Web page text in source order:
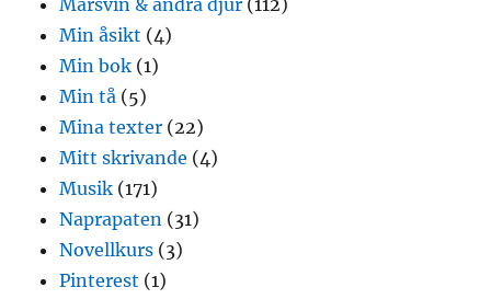
Marsvin & andra djur (112)
Min åsikt (4)
Min bok (1)
Min tå (5)
Mina texter (22)
Mitt skrivande (4)
Musik (171)
Naprapaten (31)
Novellkurs (3)
Pinterest (1)